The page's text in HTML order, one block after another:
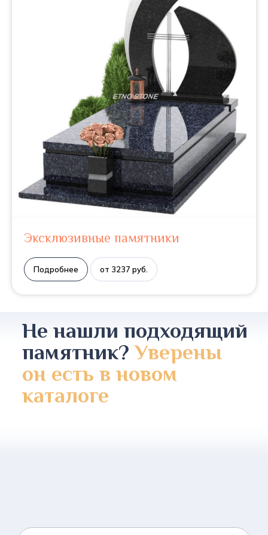
Эксклюзивные памятники
Подробнее от 3237 руб.
Не нашли подходящий
памятник?Уверены
он есть в новом
каталоге